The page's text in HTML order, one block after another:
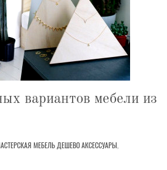
вариантов мебели из
МЕБЕЛЬ ДЕШЕВОАКСЕССУАРЫ,